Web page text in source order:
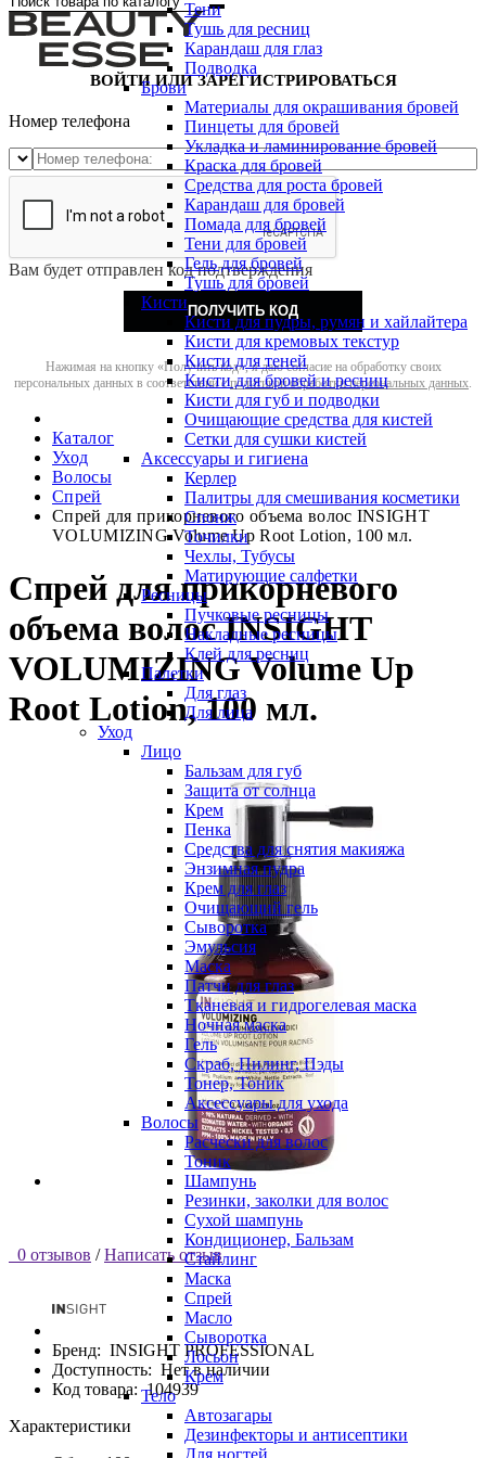
Тени
Тушь для ресниц
Карандаш для глаз
Подводка
Брови
Материалы для окрашивания бровей
Пинцеты для бровей
Укладка и ламинирование бровей
Краска для бровей
Средства для роста бровей
Карандаш для бровей
Помада для бровей
Тени для бровей
Гель для бровей
Тушь для бровей
Кисти
Кисти для пудры, румян и хайлайтера
Кисти для кремовых текстур
Кисти для теней
Кисти для бровей и ресниц
Кисти для губ и подводки
Очищающие средства для кистей
Сетки для сушки кистей
Аксессуары и гигиена
Керлер
Палитры для смешивания косметики
Спонж
Точилки
Чехлы, Тубусы
Матирующие салфетки
Ресницы
Пучковые ресницы
Накладные ресницы
Клей для ресниц
Палетки
Для глаз
Для лица
Уход
Лицо
Бальзам для губ
Защита от солнца
Крем
Пенка
Средства для снятия макияжа
Энзимная пудра
Крем для глаз
Очищающий гель
Сыворотка
Эмульсия
Маска
Патчи для глаз
Тканевая и гидрогелевая маска
Ночная маска
Гель
Скраб, Пилинг, Пэды
Тонер, Тоник
Аксессуары для ухода
Волосы
Расчески для волос
Тоник
Шампунь
Резинки, заколки для волос
Сухой шампунь
Кондиционер, Бальзам
Стайлинг
Маска
Спрей
Масло
Сыворотка
Лосьон
Крем
Тело
Автозагары
Дезинфекторы и антисептики
Для ногтей
ВОЙТИ ИЛИ ЗАРЕГИСТРИРОВАТЬСЯ
Номер телефона
Вам будет отправлен код подтверждения
ПОЛУЧИТЬ КОД
Нажимая на кнопку «Получить код», я даю согласие на обработку своих
персональных данных в соответствии сполитикой обработки персональных данных.
Каталог
Уход
Волосы
Спрей
Спрей для прикорневого объема волос INSIGHT
VOLUMIZING Volume Up Root Lotion, 100 мл.
Спрей для прикорневого
объема волос INSIGHT
VOLUMIZING Volume Up
Root Lotion, 100 мл.
0 отзывов / Написать отзыв
Бренд: INSIGHT PROFESSIONAL
Доступность: Нет в наличии
Код товара: 104939
Характеристики